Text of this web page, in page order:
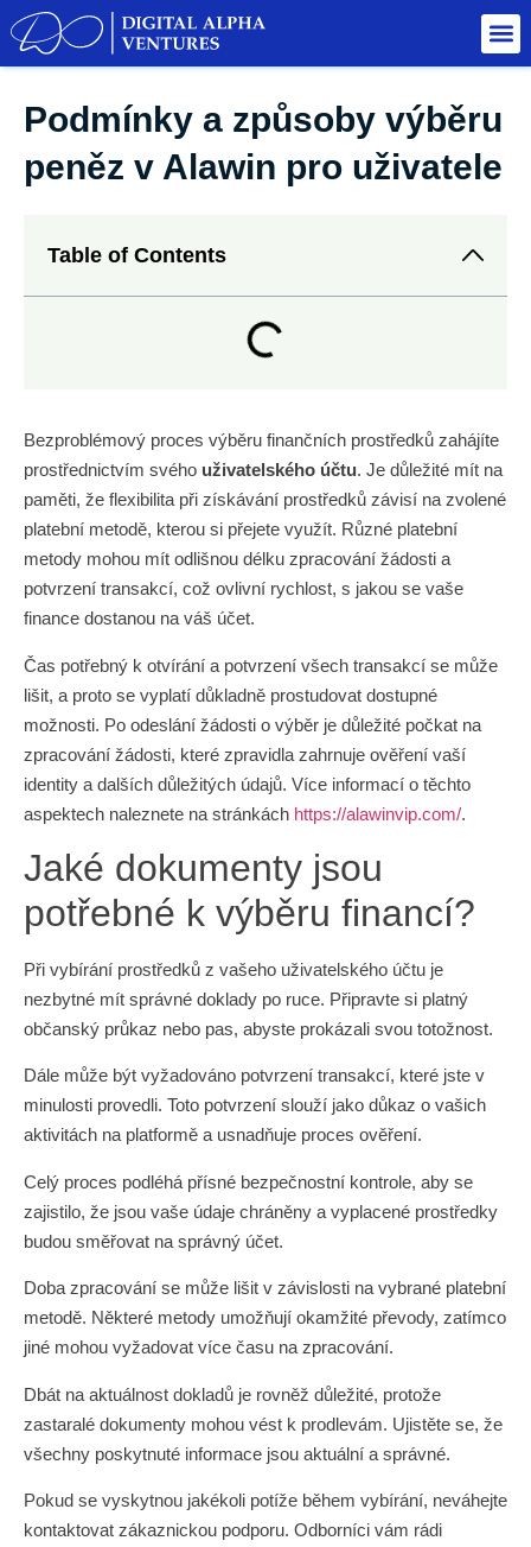
Podmínky a způsoby výběru
peněz v Alawin pro uživatele
Table of Contents
Bezproblémový proces výběru finančních prostředků zahájíte
prostřednictvím svého uživatelského účtu. Je důležité mít na
paměti, že flexibilita při získávání prostředků závisí na zvolené
platební metodě, kterou si přejete využít. Různé platební
metody mohou mít odlišnou délku zpracování žádosti a
potvrzení transakcí, což ovlivní rychlost, s jakou se vaše
finance dostanou na váš účet.
Čas potřebný k otvírání a potvrzení všech transakcí se může
lišit, a proto se vyplatí důkladně prostudovat dostupné
možnosti. Po odeslání žádosti o výběr je důležité počkat na
zpracování žádosti, které zpravidla zahrnuje ověření vaší
identity a dalších důležitých údajů. Více informací o těchto
aspektech naleznete na stránkách https://alawinvip.com/.
Jaké dokumenty jsou
potřebné k výběru financí?
Při vybírání prostředků z vašeho uživatelského účtu je
nezbytné mít správné doklady po ruce. Připravte si platný
občanský průkaz nebo pas, abyste prokázali svou totožnost.
Dále může být vyžadováno potvrzení transakcí, které jste v
minulosti provedli. Toto potvrzení slouží jako důkaz o vašich
aktivitách na platformě a usnadňuje proces ověření.
Celý proces podléhá přísné bezpečnostní kontrole, aby se
zajistilo, že jsou vaše údaje chráněny a vyplacené prostředky
budou směřovat na správný účet.
Doba zpracování se může lišit v závislosti na vybrané platební
metodě. Některé metody umožňují okamžité převody, zatímco
jiné mohou vyžadovat více času na zpracování.
Dbát na aktuálnost dokladů je rovněž důležité, protože
zastaralé dokumenty mohou vést k prodlevám. Ujistěte se, že
všechny poskytnuté informace jsou aktuální a správné.
Pokud se vyskytnou jakékoli potíže během vybírání, neváhejte
kontaktovat zákaznickou podporu. Odborníci vám rádi